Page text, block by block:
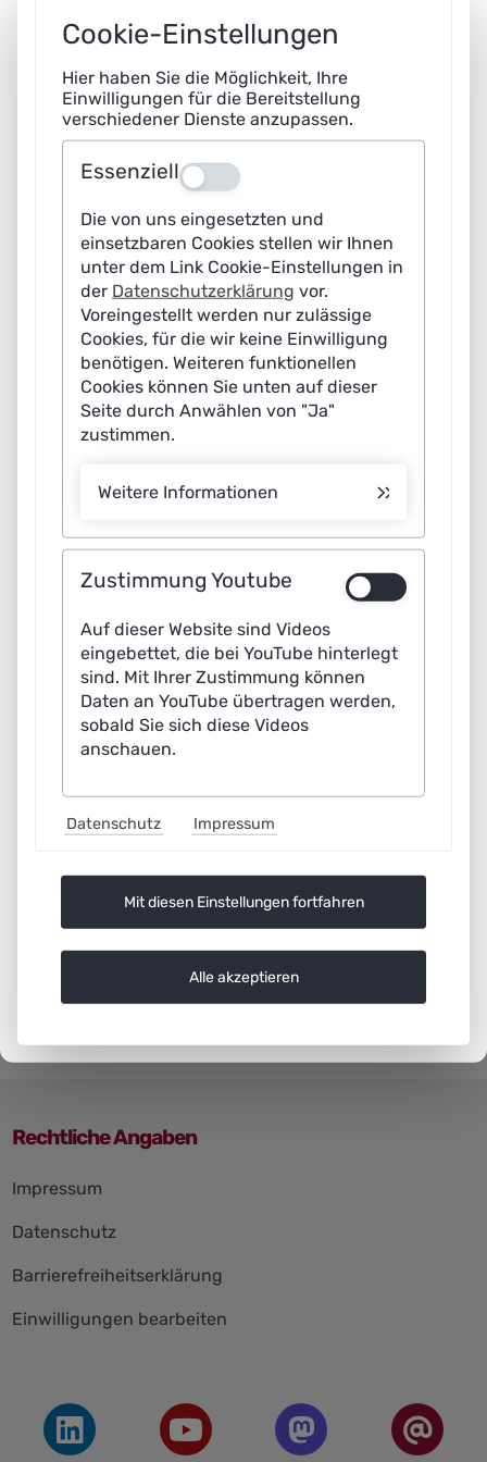
gewahrt werden.
Wie sich verhindern lässt, dass böswillige Angreifer ein
autonomes Fahrzeug manipulieren, um Schaden
anzurichten, zeigt sich per Klick auf die Grafik.
überspringen
Missbrauch von KI-Systemen wirksam vorzubeugen,
beschäftigt sich auch das Whitepaper KI-Systeme
schützen,Missbrauch verhindernder Arbeitsgruppe IT-
Sicherheit, Privacy, Recht und Ethik.
Rechtliche Angaben
überspringen
Impressum
Datenschutz
Barrierefreiheitserklärung
Einwilligungen bearbeiten
Cookie-Einstellungen
Hier haben Sie die Möglichkeit, Ihre
Einwilligungen für die Bereitstellung
verschiedener Dienste anzupassen.
Essenziell Aus
Die von uns eingesetzten und
einsetzbaren Cookies stellen wir Ihnen
unter dem Link Cookie-Einstellungen in
der Datenschutzerklärung vor.
Voreingestellt werden nur zulässige
Cookies, für die wir keine Einwilligung
benötigen. Weiteren funktionellen
Cookies können Sie unten auf dieser
Seite durch Anwählen von "Ja"
zustimmen.
Weitere Informationen
Zustimmung Youtube
Auf dieser Website sind Videos
eingebettet, die bei YouTube hinterlegt
sind. Mit Ihrer Zustimmung können
Daten an YouTube übertragen werden,
sobald Sie sich diese Videos
anschauen.
Datenschutz Impressum
Mit diesen Einstellungen fortfahren
Alle akzeptieren